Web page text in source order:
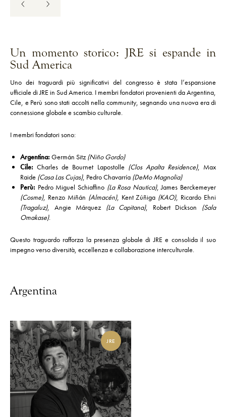
Un momento storico: JRE si espande in
Sud America
Uno dei traguardi più significativi del congresso è stata l’espansione
ufficiale di JRE in Sud America. I membri fondatori provenienti da Argentina,
Cile, e Perù sono stati accolti nella community, segnando una nuova era di
connessione globale e scambio culturale.
I membri fondatori sono:
Argentina:Germán Sitz(Niño Gordo)
Cile:Charles de Bournet Lapostolle (Clos Apalta Residence), Max
Raide (Casa Las Cujas), Pedro Chavarría (DeMo Magnolia)
Perù: Pedro Miguel Schiaffino (La Rosa Nautica), James Berckemeyer
(Cosme), Renzo Miñán (Almacén), Kent Zúñiga (KAO), Ricardo Ehni
(Tragaluz), Angie Márquez (La Capitana), Robert Dickson (Sala
Omakase).
Questo traguardo rafforza la presenza globale di JRE e consolida il suo
impegno verso diversità, eccellenza e collaborazione interculturale.
Argentina
JRE